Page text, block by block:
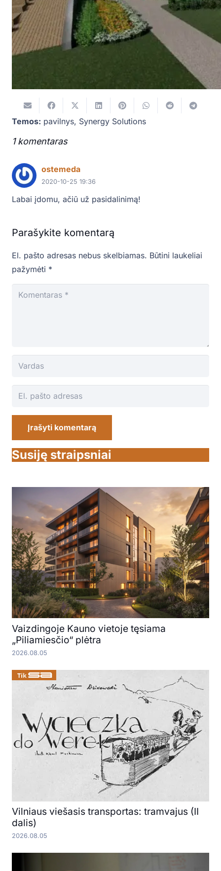
Temos: pavilnys, Synergy Solutions
1komentaras
.
ostemeda
2020-10-25 19:36
Labai įdomu, ačiū už pasidalinimą!
Parašykite komentarą
El. pašto adresas nebus skelbiamas. Būtini laukeliai
pažymėti *
Įrašyti komentarą
Susiję straipsniai
Vaizdingoje Kauno vietoje tęsiama
„Piliamiesčio“ plėtra
2026.08.05
Vilniaus viešasis transportas: tramvajus (II
dalis)
2026.08.05